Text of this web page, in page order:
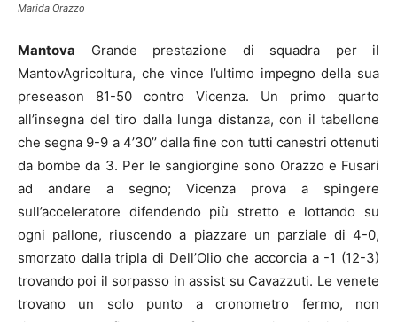
Marida Orazzo
Mantova Grande prestazione di squadra per il
MantovAgricoltura, che vince l’ultimo impegno della sua
preseason 81-50 contro Vicenza. Un primo quarto
all’insegna del tiro dalla lunga distanza, con il tabellone
che segna 9-9 a 4’30’’ dalla fine con tutti canestri ottenuti
da bombe da 3. Per le sangiorgine sono Orazzo e Fusari
ad andare a segno; Vicenza prova a spingere
sull’acceleratore difendendo più stretto e lottando su
ogni pallone, riuscendo a piazzare un parziale di 4-0,
smorzato dalla tripla di Dell’Olio che accorcia a -1 (12-3)
trovando poi il sorpasso in assist su Cavazzuti. Le venete
trovano un solo punto a cronometro fermo, non